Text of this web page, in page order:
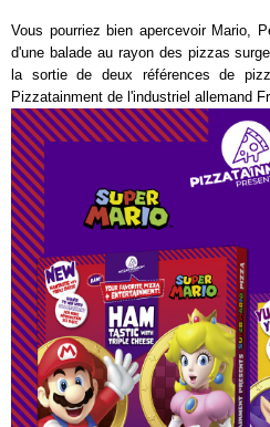
Vous pourriez bien apercevoir Mario,
d'une balade au rayon des pizzas
la sortie de deux références de
Pizzatainment de l'industriel allemand